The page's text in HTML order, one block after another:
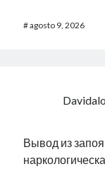
#agosto 9, 2026
Вывод из